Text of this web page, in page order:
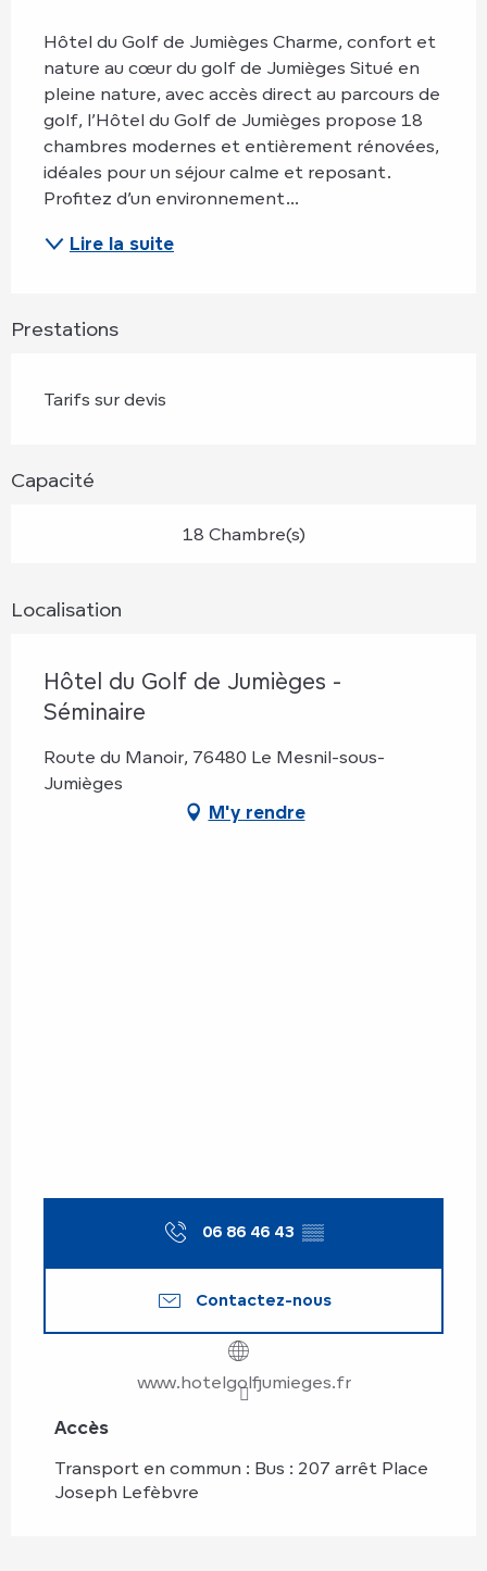
Hôtel du Golf de Jumièges Charme, confort et
nature au cœur du golf de Jumièges Situé en
pleine nature, avec accès direct au parcours de
golf, l’Hôtel du Golf de Jumièges propose 18
chambres modernes et entièrement rénovées,
idéales pour un séjour calme et reposant.
Profitez d’un environnement...
Lire la suite
Prestations
Tarifs sur devis
Capacité
18 Chambre(s)
Localisation
Hôtel du Golf de Jumièges -
Séminaire
Route du Manoir, 76480 Le Mesnil-sous-
Jumièges
M'y rendre
06 86 46 43 ▒▒
Contactez-nous
www.hotelgolfjumieges.fr
Accès
Accès
Transport en commun : Bus : 207 arrêt Place
Joseph Lefèbvre